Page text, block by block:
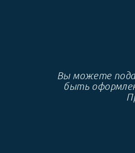
Вы можете
быть